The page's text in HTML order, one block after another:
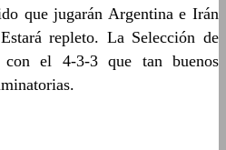
que jugarán Argentina e Irán
repleto. La Selección de
el 4-3-3 que tan buenos